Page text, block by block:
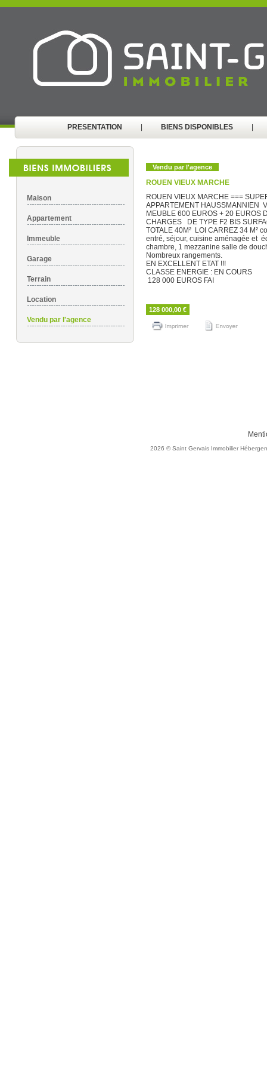
PRESENTATION BIENS DISPONIBLES
Maison
Appartement
Immeuble
Garage
Terrain
Location
Vendu par l'agence
Vendu par l'agence
ROUEN VIEUX MARCHE
ROUEN VIEUX MARCHE ===
APPARTEMENT HAUSSMANNIEN
MEUBLE 600 EUROS + 20 EUROS
CHARGES DE TYPE F2 BIS
TOTALE 40M² LOI CARREZ 34 M²
entré, séjour, cuisine aménagée et
chambre, 1 mezzanine salle de
Nombreux rangements.
EN EXCELLENT ETAT !!!
CLASSE ENERGIE : EN COURS
128 000 EUROS FAI
128 000,00 €
2026© Saint Gervais Immobilier